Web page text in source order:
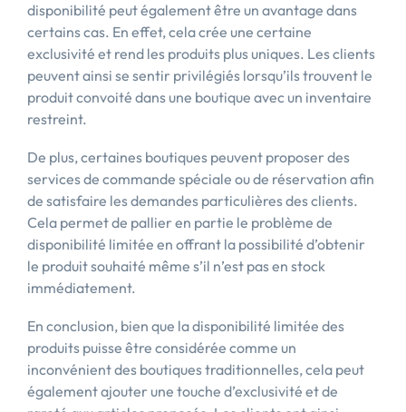
disponibilité peut également être un avantage dans
certains cas. En effet, cela crée une certaine
exclusivité et rend les produits plus uniques. Les clients
peuvent ainsi se sentir privilégiés lorsqu’ils trouvent le
produit convoité dans une boutique avec un inventaire
restreint.
De plus, certaines boutiques peuvent proposer des
services de commande spéciale ou de réservation afin
de satisfaire les demandes particulières des clients.
Cela permet de pallier en partie le problème de
disponibilité limitée en offrant la possibilité d’obtenir
le produit souhaité même s’il n’est pas en stock
immédiatement.
En conclusion, bien que la disponibilité limitée des
produits puisse être considérée comme un
inconvénient des boutiques traditionnelles, cela peut
également ajouter une touche d’exclusivité et de